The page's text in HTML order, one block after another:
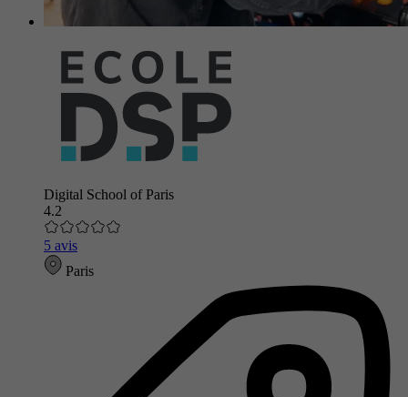
Digital School of Paris
4.2
5 avis
Paris